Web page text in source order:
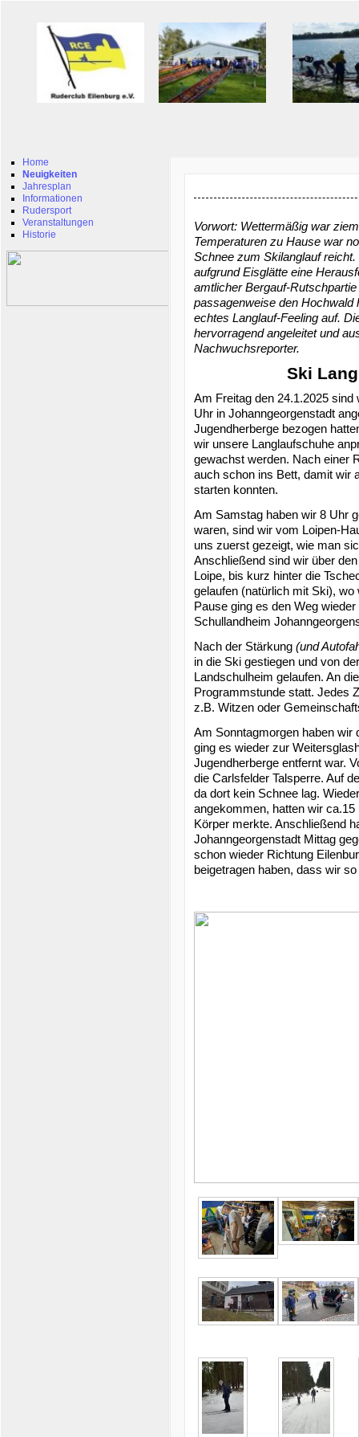
Home
Neuigkeiten
Jahresplan
Informationen
Rudersport
Veranstaltungen
Historie
Vorwort: Wettermäßig war
Temperaturen zu Hause war
Schnee zum Skilanglauf
aufgrund Eisglätte eine
amtlicher Bergauf-
passagenweise den
echtes Langlauf-Feeling auf.
hervorragend angeleitet und
Nachwuchsreporter.
Ski
Am Freitag den 24.1.2025
Uhr in Johanngeorgenstadt
Jugendherberge bezogen
wir unsere Langlaufschuhe
gewachst werden. Nach einer
auch schon ins Bett, damit wir
starten konnten.
Am Samstag haben wir 8 Uhr
waren, sind wir vom Loipen-
uns zuerst gezeigt, wie man
Anschließend sind wir über
Loipe, bis kurz hinter die
gelaufen (natürlich mit Ski),
Pause ging es den Weg
Schullandheim
Nach der Stärkung (und
in die Ski gestiegen und von
Landschulheim gelaufen. An
Programmstunde statt. Jedes
z.B. Witzen oder
Am Sonntagmorgen haben wir
ging es wieder zur
Jugendherberge entfernt war.
die Carlsfelder Talsperre. Auf
da dort kein Schnee lag.
angekommen, hatten wir
Körper merkte. Anschließend
Johanngeorgenstadt Mittag
schon wieder Richtung
beigetragen haben, dass wir